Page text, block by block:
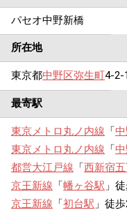
パセオ中野新橋
所在地
東京都中野区弥生町4-2-
最寄駅
東京メトロ丸ノ内線 「
東京メトロ丸ノ内線 「
都営大江戸線 「西新宿
京王新線 「幡ヶ谷駅 」
京王新線 「初台駅 」徒